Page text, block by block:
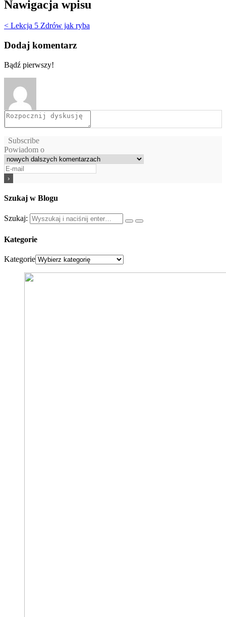
Nawigacja wpisu
< Lekcja 5 Zdrów jak ryba
Dodaj komentarz
Bądź pierwszy!
Subscribe
Powiadom o
Szukaj w Blogu
Szukaj:
Kategorie
Kategorie